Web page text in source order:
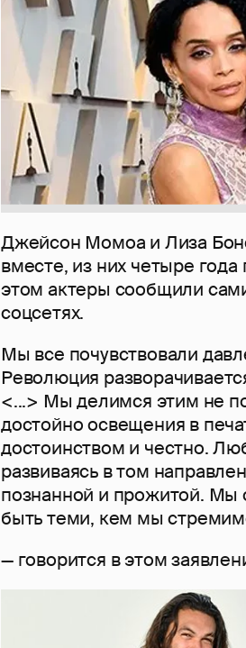
Джейсон Момоа и Лиза
вместе, из них четыре
этом актеры сообщили
соцсетях.
Мы все почувствовали
Революция
<...> Мы делимся этим не
достойно освещения в
достоинством и честно.
развиваясь в том
познанной и прожитой. Мы
быть теми, кем мы
— говорится в этом